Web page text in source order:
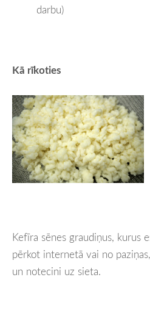
darbu)
Kā rīkoties
Kefīra sēnes graudiņus, kurus
pērkot internetā vai no
un notecini uz sieta.